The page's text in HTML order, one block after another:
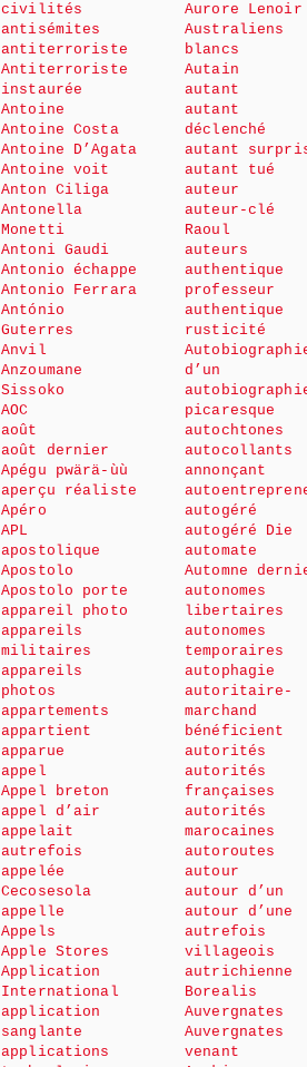
civilités
antisémites
antiterroriste
Antiterroriste
instaurée
Antoine
Antoine Costa
Antoine D’Agata
Antoine voit
Anton Ciliga
Antonella
Monetti
Antoni Gaudi
Antonio échappe
Antonio Ferrara
António
Guterres
Anvil
Anzoumane
Sissoko
AOC
août
août dernier
Apégu pwärä-ùù
aperçu réaliste
Apéro
APL
apostolique
Apostolo
Apostolo porte
appareil photo
appareils
militaires
appareils
photos
appartements
appartient
apparue
appel
Appel breton
appel d’air
appelait
autrefois
appelée
Cecosesola
appelle
Appels
Apple Stores
Application
International
application
sanglante
applications
Aurore Lenoir
Australiens
blancs
Autain
autant
autant
déclenché
autant
autant tué
auteur
auteur-clé
Raoul
auteurs
authentique
professeur
authentique
rusticité
d’un
picaresque
autochtones
autocollants
annonçant
autogéré
autogéré Die
automate
Automne
autonomes
libertaires
autonomes
temporaires
autophagie
autoritaire-
marchand
bénéficient
autorités
autorités
françaises
autorités
marocaines
autoroutes
autour
autour d’un
autour d’une
autrefois
villageois
autrichienne
Borealis
Auvergnates
Auvergnates
venant